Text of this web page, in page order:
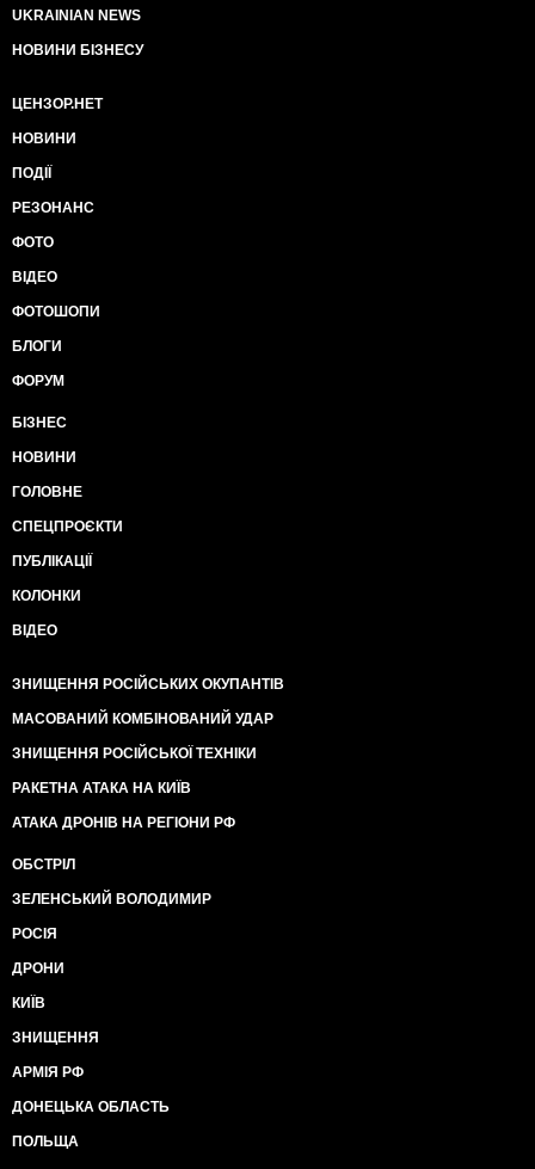
UKRAINIAN NEWS
НОВИНИ БІЗНЕСУ
ЦЕНЗОР.НЕТ
НОВИНИ
ПОДІЇ
РЕЗОНАНС
ФОТО
ВІДЕО
ФОТОШОПИ
БЛОГИ
ФОРУМ
БІЗНЕС
НОВИНИ
ГОЛОВНЕ
СПЕЦПРОЄКТИ
ПУБЛІКАЦІЇ
КОЛОНКИ
ВІДЕО
ЗНИЩЕННЯ РОСІЙСЬКИХ ОКУПАНТІВ
МАСОВАНИЙ КОМБІНОВАНИЙ УДАР
ЗНИЩЕННЯ РОСІЙСЬКОЇ ТЕХНІКИ
РАКЕТНА АТАКА НА КИЇВ
АТАКА ДРОНІВ НА РЕГІОНИ РФ
ОБСТРІЛ
ЗЕЛЕНСЬКИЙ ВОЛОДИМИР
РОСІЯ
ДРОНИ
КИЇВ
ЗНИЩЕННЯ
АРМІЯ РФ
ДОНЕЦЬКА ОБЛАСТЬ
ПОЛЬЩА